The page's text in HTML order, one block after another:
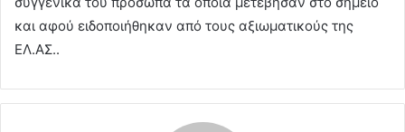
και αφού ειδοποιήθηκαν από τους αξιωματικούς της
ΕΛ.ΑΣ..